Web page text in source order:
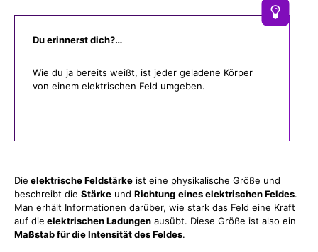
Du erinnerst dich?…
Wie du ja bereits weißt, ist jeder geladene Körper
von einem elektrischen Feld umgeben.
Die elektrische Feldstärke ist eine physikalische Größe und
beschreibt die Stärke und Richtung eines elektrischen Feldes.
Man erhält Informationen darüber, wie stark das Feld eine Kraft
auf die elektrischen Ladungen ausübt. Diese Größe ist also ein
Maßstab für die Intensität des Feldes.